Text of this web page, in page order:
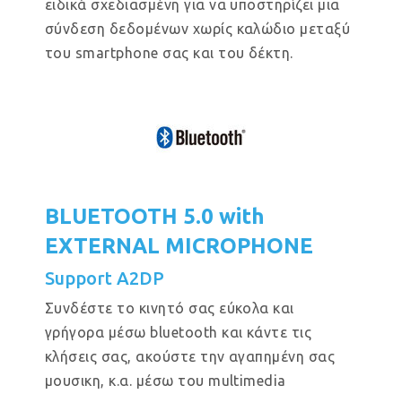
ειδικά σχεδιασμένη για να υποστηρίζει μια
σύνδεση δεδομένων χωρίς καλώδιο μεταξύ
του smartphone σας και του δέκτη.
BLUETOOTH 5.0 with
EXTERNAL MICROPHONE
Support A2DP
Συνδέστε το κινητό σας εύκολα και
γρήγορα μέσω bluetooth και κάντε τις
κλήσεις σας, ακούστε την αγαπημένη σας
μουσικη, κ.α. μέσω του multimedia